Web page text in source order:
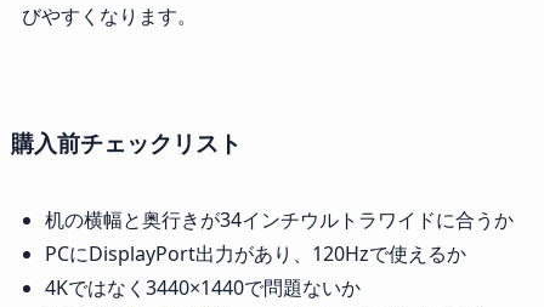
びやすくなります。
購入前チェックリスト
机の横幅と奥行きが34インチウルトラワイドに合うか
PCにDisplayPort出力があり、120Hzで使えるか
4Kではなく3440×1440で問題ないか